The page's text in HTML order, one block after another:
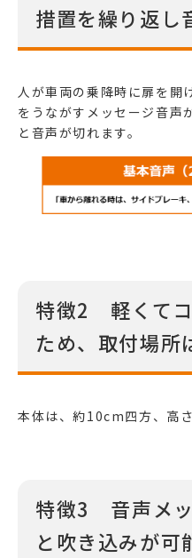
措置を繰り返し
人が車両の乗降時に扉を開
をうながすメッセージ音声
と音声が切れます。
特徴2 軽くて
ため、取付場所
本体は、約10cm四方、高
特徴3 音声メ
と吹き込みが可